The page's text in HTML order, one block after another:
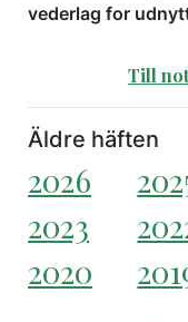
vederlag for
Till
Äldre häften
2026
2023
2020